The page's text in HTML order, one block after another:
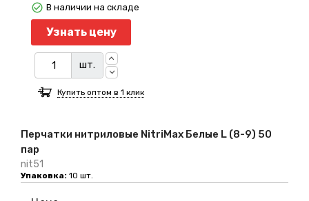
Перчатки нитриловые NitriMax Белые L (8-9) 50
пар
nit51
Упаковка: 10 шт.
Узнать цену
шт.
В наличии на складе
Купить оптом в 1 клик